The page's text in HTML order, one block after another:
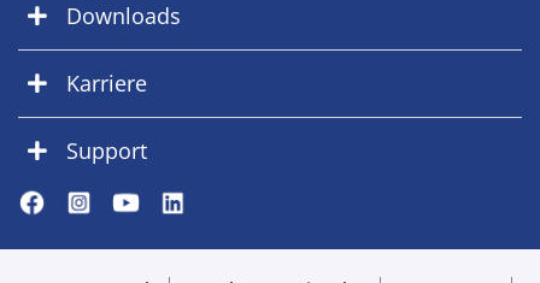
Downloads
Karriere
Support